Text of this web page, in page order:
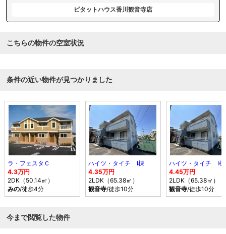
ピタットハウス香川観音寺店
こちらの物件の空室状況
条件の近い物件が見つかりました
ラ・フェスタＣ
4.3万円
2DK（50.14㎡）
みの/徒歩4分
ハイツ・タイチ Ⅰ棟
4.35万円
2LDK（65.38㎡）
観音寺/徒歩10分
ハイツ・タイチ Ⅰ棟
4.45万円
2LDK（65.38㎡）
観音寺/徒歩10分
今まで閲覧した物件